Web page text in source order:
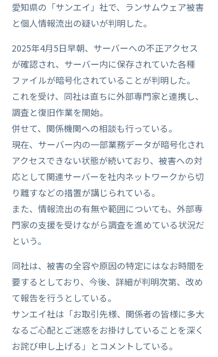
愛知県の「サンエイ」社で、ランサムウェア被害
と個人情報流出の疑いが判明した。
2025年4月5日早朝、サーバーへの不正アクセス
が確認され、サーバー内に保存されていた各種
ファイルが暗号化されていることが判明した。
これを受け、同社は直ちに外部専門家と連携し、
調査と復旧作業を開始。
併せて、関係機関への相談も行っている。
現在、サーバー内の一部業務データが暗号化され
アクセスできない状態が続いており、被害への対
応として関連サーバーを社内ネットワークから切
り離すなどの措置が講じられている。
また、情報流出の有無や範囲についても、外部専
門家の支援を受けながら調査を進めている状況だ
という。
同社は、被害の全容や原因の特定にはなお時間を
要するとしており、今後、詳細が判明次第、改め
て報告を行うとしている。
サンエイ社は「お取引先様、関係者の皆様に多大
なるご心配とご迷惑をお掛けしていることを深く
お詫び申し上げる」とコメントしている。